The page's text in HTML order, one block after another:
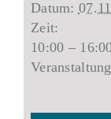
Datum:
Zeit:
10:00 –